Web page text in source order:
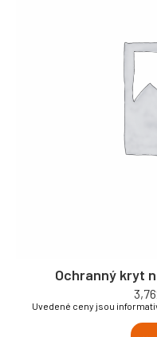
Ochranný kryt
Uvedené ceny jsou